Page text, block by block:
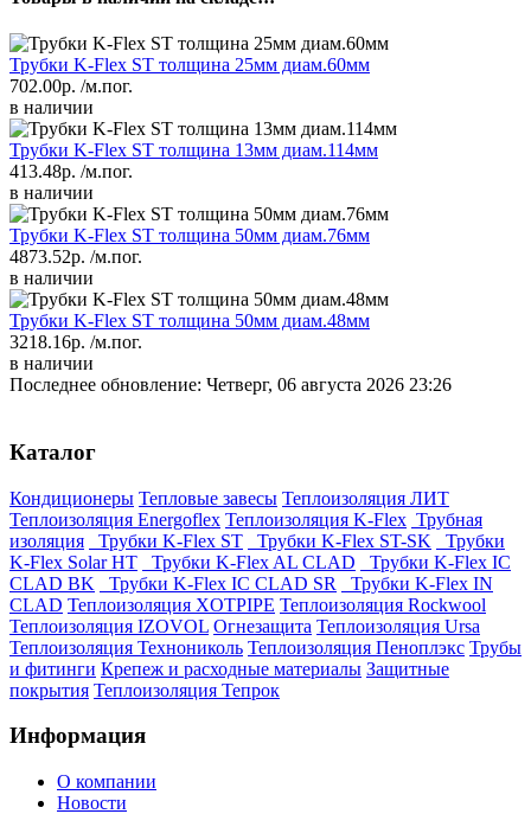
Трубки K-Flex ST толщина 25мм диам.60мм
702.00р. /м.пог.
в наличии
Трубки K-Flex ST толщина 13мм диам.114мм
413.48р. /м.пог.
в наличии
Трубки K-Flex ST толщина 50мм диам.76мм
4873.52р. /м.пог.
в наличии
Трубки K-Flex ST толщина 50мм диам.48мм
3218.16р. /м.пог.
в наличии
Последнее обновление: Четверг, 06 августа 2026 23:26
Каталог
Кондиционеры Тепловые завесы Теплоизоляция ЛИТ
Теплоизоляция Energoflex Теплоизоляция K-Flex Трубная
изоляция
Трубки K-Flex ST Трубки K-Flex ST-SK
Трубки
K-Flex Solar HT
Трубки K-Flex AL CLAD
Трубки K-Flex IC
CLAD BK
Трубки K-Flex IC CLAD SR
Трубки K-Flex IN
CLAD Теплоизоляция XOTPIPE Теплоизоляция Rockwool
Теплоизоляция IZOVOL Огнезащита Теплоизоляция Ursa
Теплоизоляция Технониколь Теплоизоляция Пеноплэкс Трубы
и фитинги Крепеж и расходные материалы Защитные
покрытия Теплоизоляция Тепрок
Информация
О компании
Новости